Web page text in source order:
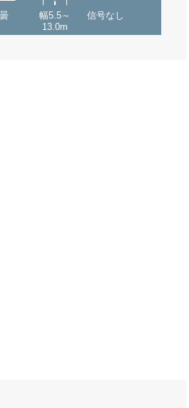
曇
幅5.5～
13.0m
信号なし